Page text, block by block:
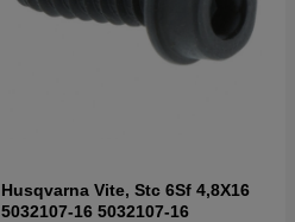
Husqvarna Vite, Stc 6Sf 4,8X16
5032107-16 5032107-16